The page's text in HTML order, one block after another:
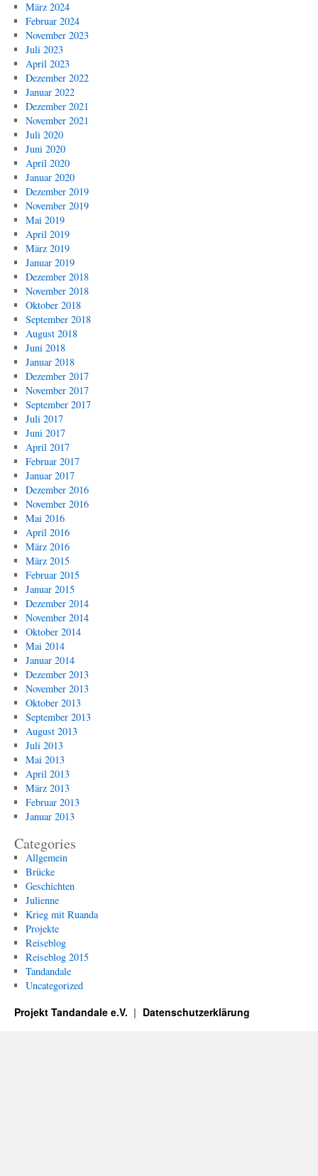
März 2024
Februar 2024
November 2023
Juli 2023
April 2023
Dezember 2022
Januar 2022
Dezember 2021
November 2021
Juli 2020
Juni 2020
April 2020
Januar 2020
Dezember 2019
November 2019
Mai 2019
April 2019
März 2019
Januar 2019
Dezember 2018
November 2018
Oktober 2018
September 2018
August 2018
Juni 2018
Januar 2018
Dezember 2017
November 2017
September 2017
Juli 2017
Juni 2017
April 2017
Februar 2017
Januar 2017
Dezember 2016
November 2016
Mai 2016
April 2016
März 2016
März 2015
Februar 2015
Januar 2015
Dezember 2014
November 2014
Oktober 2014
Mai 2014
Januar 2014
Dezember 2013
November 2013
Oktober 2013
September 2013
August 2013
Juli 2013
Mai 2013
April 2013
März 2013
Februar 2013
Januar 2013
Categories
Allgemein
Brücke
Geschichten
Julienne
Krieg mit Ruanda
Projekte
Reiseblog
Reiseblog 2015
Tandandale
Uncategorized
Projekt Tandandale e.V. Datenschutzerklärung